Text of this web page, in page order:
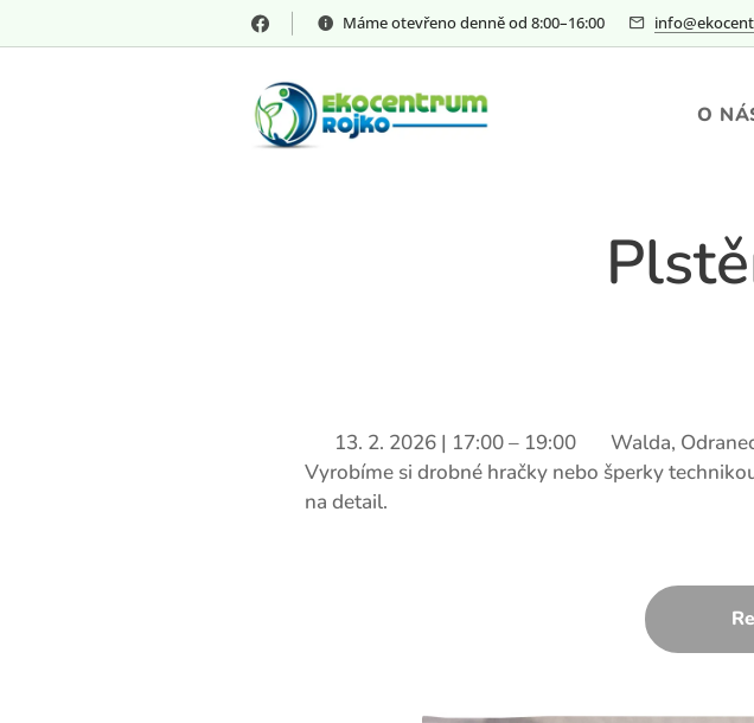
Máme otevřeno denně od 8:00–⁠⁠⁠⁠⁠16:00
O
📅 13. 2. 2026 | 17:00 – 19:00 📍 Walda,
Vyrobíme si drobné hračky nebo šperky
na detail.